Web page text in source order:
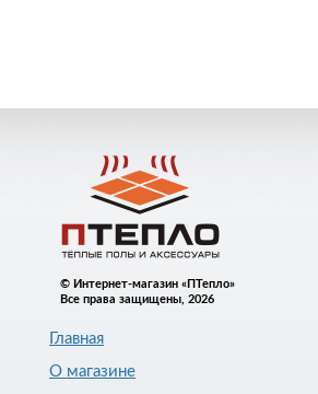
© Интернет-магазин «ПТепло»
Все права защищены, 2026
Главная
О магазине